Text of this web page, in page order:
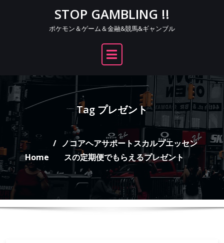
STOP GAMBLING !!
ポケモン＆ゲーム＆金融&競馬&ギャンブル
Tag プレゼント
Home
ノコアヘアサポートスカルプエッセン
スの定期便でもらえるプレゼント